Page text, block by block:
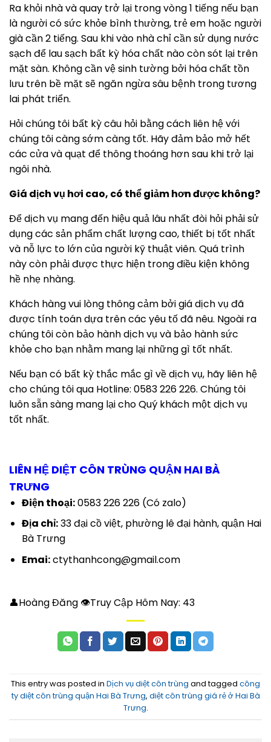
Ra khỏi nhà và quay trở lại trong vòng 1 tiếng nếu bạn
là người có sức khỏe bình thường, trẻ em hoặc người
già cần 2 tiếng. Sau khi vào nhà chỉ cần sử dụng nước
sạch để lau sạch bất kỳ hóa chất nào còn sót lại trên
mặt sàn. Không cần vệ sinh tường bởi hóa chất tồn
lưu trên bề mặt sẽ ngăn ngừa sâu bệnh trong tương
lai phát triển.
Hỏi chúng tôi bất kỳ câu hỏi bằng cách liên hệ với
chúng tôi càng sớm càng tốt. Hãy đảm bảo mở hết
các cửa và quạt để thông thoáng hơn sau khi trở lại
ngôi nhà.
Giá dịch vụ hơi cao, có thể giảm hơn được không?
Để dịch vụ mang đến hiệu quả lâu nhất đòi hỏi phải sử
dụng các sản phẩm chất lượng cao, thiết bị tốt nhất
và nỗ lực to lớn của người kỹ thuật viên. Quá trình
này còn phải được thực hiện trong điều kiện không
hề nhẹ nhàng.
Khách hàng vui lòng thông cảm bởi giá dịch vụ đã
được tính toán dựa trên các yêu tố đã nêu. Ngoài ra
chúng tôi còn bảo hành dịch vụ và bảo hành sức
khỏe cho bạn nhằm mang lại những gì tốt nhất.
Nếu bạn có bất kỳ thắc mắc gì về dịch vụ, hãy liên hệ
cho chúng tôi qua Hotline: 0583 226 226. Chúng tôi
luôn sẵn sàng mang lại cho Quý khách một dịch vụ
tốt nhất.
LIÊN HỆ DIỆT CÔN TRÙNG QUẬN HAI BÀ
TRƯNG
Điện thoại:0583 226 226 (Có zalo)
Địa chỉ:33 đại cồ việt, phường lê đại hành, quận Hai
Bà Trưng
Emai:ctythanhcong@gmail.com
👤Hoàng Đăng 👁Truy Cập Hôm Nay: 43
This entry was posted in Dịch vụ diệt côn trùng and tagged công
ty diệt côn trùng quận Hai Bà Trưng, diệt côn trùng giá rẻ ở Hai Bà
Trưng.